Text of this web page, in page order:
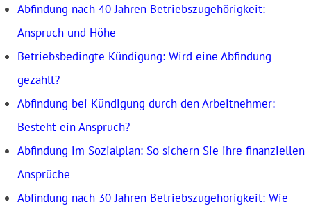
Abfindung nach 40 Jahren Betriebszugehörigkeit:
Anspruch und Höhe
Betriebsbedingte Kündigung: Wird eine Abfindung
gezahlt?
Abfindung bei Kündigung durch den Arbeitnehmer:
Besteht ein Anspruch?
Abfindung im Sozialplan: So sichern Sie ihre finanziellen
Ansprüche
Abfindung nach 30 Jahren Betriebszugehörigkeit: Wie